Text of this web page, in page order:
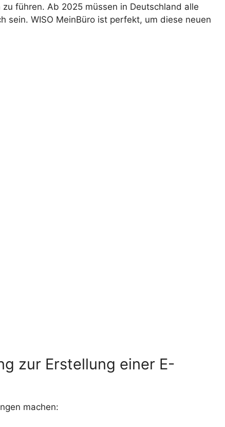
führen. Ab 2025 müssen in Deutschland alle
sein. WISO MeinBüro ist perfekt, um diese neuen
zur Erstellung einer E-
machen: